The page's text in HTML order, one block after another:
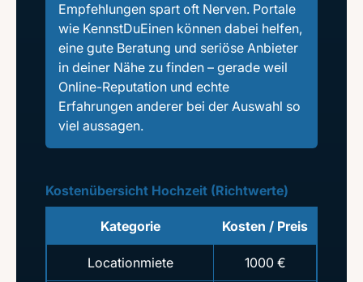
Empfehlungen spart oft Nerven. Portale
wie KennstDuEinen können dabei helfen,
eine gute Beratung und seriöse Anbieter
in deiner Nähe zu finden – gerade weil
Online-Reputation und echte
Erfahrungen anderer bei der Auswahl so
viel aussagen.
Kostenübersicht Hochzeit (Richtwerte)
Kategorie Kosten / Preis
Locationmiete 1000 €